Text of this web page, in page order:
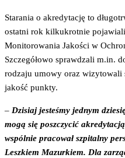
Starania o akredytację to
ostatni rok kilkukrotnie
Monitorowania Jakości w
Szczegółowo sprawdzali m.in.
rodzaju umowy oraz wizytowali
jakość punkty.
– Dzisiaj jesteśmy jednym
mogą się poszczycić
wspólnie pracował szpitalny
Leszkiem Mazurkiem. Dla